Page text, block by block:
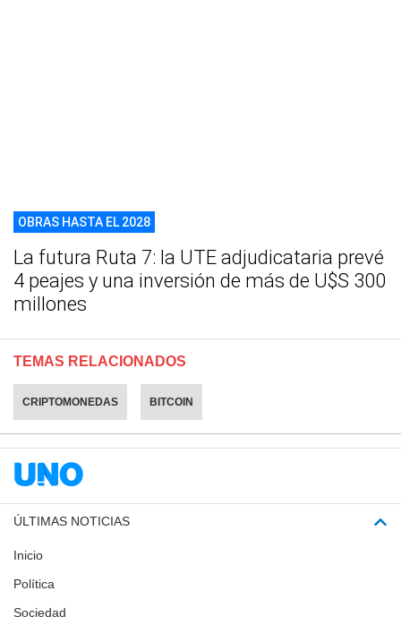
OBRAS HASTA EL 2028
La futura Ruta 7: la UTE adjudicataria prevé
4 peajes y una inversión de más de U$S 300
millones
TEMAS RELACIONADOS
CRIPTOMONEDAS BITCOIN
ÚLTIMAS NOTICIAS
Inicio
Política
Sociedad